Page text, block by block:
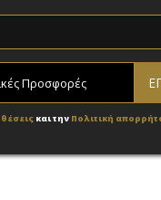
και την Πολιτική